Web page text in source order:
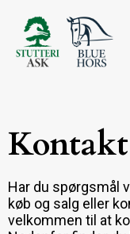
Kontakt
Har du spørgsmål
køb og salg eller
velkommen til at